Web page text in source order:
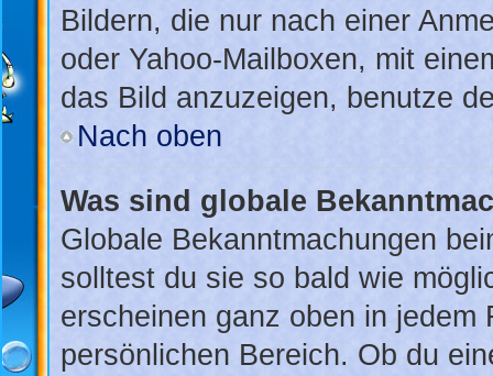
Bildern, die nur nach einer
oder Yahoo-Mailboxen, mit
das Bild anzuzeigen, benutze
Nach oben
Was sind globale
Globale Bekanntmachungen
solltest du sie so bald wie
erscheinen ganz oben in jedem
persönlichen Bereich. Ob du